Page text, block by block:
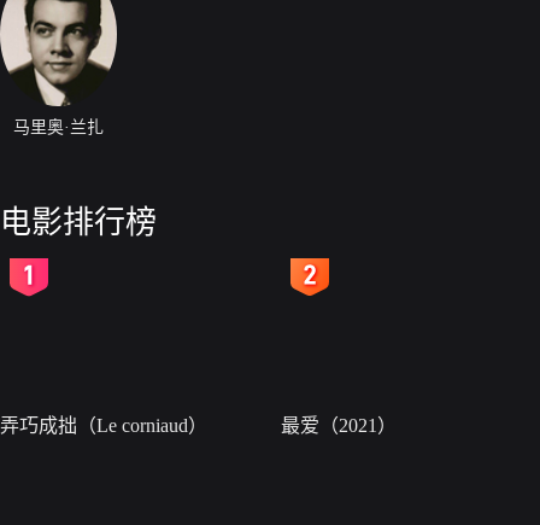
马里奥·兰扎
电影排行榜
弄巧成拙（Le corniaud） 最爱（2021）